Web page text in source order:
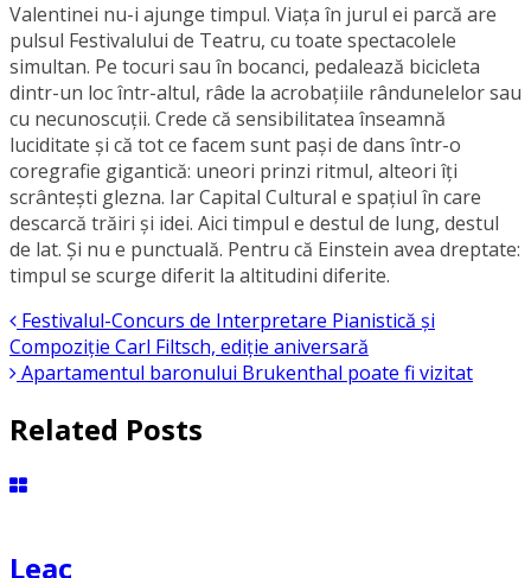
Valentinei nu-i ajunge timpul. Viața în jurul ei parcă are
pulsul Festivalului de Teatru, cu toate spectacolele
simultan. Pe tocuri sau în bocanci, pedalează bicicleta
dintr-un loc într-altul, râde la acrobațiile rândunelelor sau
cu necunoscuții. Crede că sensibilitatea înseamnă
luciditate și că tot ce facem sunt pași de dans într-o
coregrafie gigantică: uneori prinzi ritmul, alteori îți
scrântești glezna. Iar Capital Cultural e spațiul în care
descarcă trăiri și idei. Aici timpul e destul de lung, destul
de lat. Și nu e punctuală. Pentru că Einstein avea dreptate:
timpul se scurge diferit la altitudini diferite.
Festivalul-Concurs de Interpretare Pianistică și
Compoziție Carl Filtsch, ediție aniversară
Apartamentul baronului Brukenthal poate fi vizitat
Related Posts
Leac